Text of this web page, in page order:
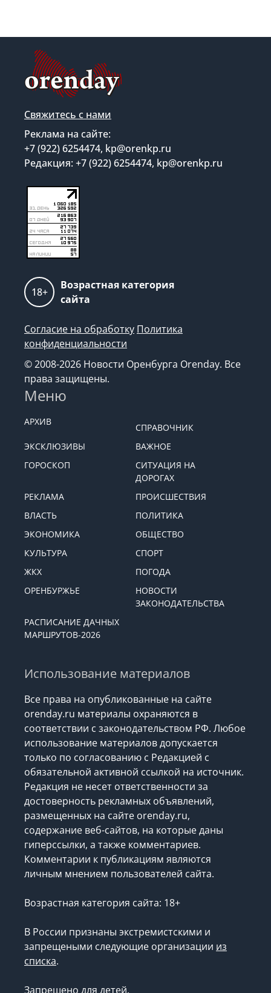
Свяжитесь с нами
Реклама на сайте:
+7 (922) 6254474, kp@orenkp.ru
Редакция: +7 (922) 6254474, kp@orenkp.ru
18+
Возрастная категория
сайта
Согласие на обработку Политика
конфиденциальности
© 2008-2026 Новости Оренбурга Orenday. Все
права защищены.
Меню
АРХИВ
СПРАВОЧНИК
ЭКСКЛЮЗИВЫ
ВАЖНОЕ
ГОРОСКОП
СИТУАЦИЯ НА
ДОРОГАХ
РЕКЛАМА
ПРОИСШЕСТВИЯ
ВЛАСТЬ
ПОЛИТИКА
ЭКОНОМИКА
ОБЩЕСТВО
КУЛЬТУРА
СПОРТ
ЖКХ
ПОГОДА
ОРЕНБУРЖЬЕ
НОВОСТИ
ЗАКОНОДАТЕЛЬСТВА
РАСПИСАНИЕ ДАЧНЫХ
МАРШРУТОВ-2026
Использование материалов
Все права на опубликованные на сайте
orenday.ru материалы охраняются в
соответствии с законодательством РФ. Любое
использование материалов допускается
только по согласованию с Редакцией с
обязательной активной ссылкой на источник.
Редакция не несет ответственности за
достоверность рекламных объявлений,
размещенных на сайте orenday.ru,
содержание веб-сайтов, на которые даны
гиперссылки, а также комментариев.
Комментарии к публикациям являются
личным мнением пользователей сайта.
Возрастная категория сайта: 18+
В России признаны экстремистскими и
запрещеными следующие организации из
списка.
Запрещено для детей.